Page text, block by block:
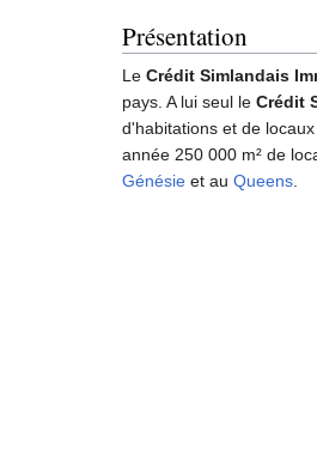
Présentation
Le Crédit Simlandais
pays. A lui seul le Crédit
d'habitations et de
année 250 000 m² de
Génésie et au Queens